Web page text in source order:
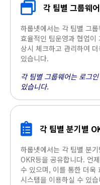
각 팀별 그룹웨어
하룹넷에서는 각 팀별 그
효율적인 팀운영과 협업이
상시 체크하고 관리하여
있습니다.
각 팀별 그룹웨어는 로그
있습니다.
각 팀별 분기별
하룹넷에서는 각 팀별 분
OKR등을 공유합니다. 언
수 있으며, 이를 통한 더욱
시스템을 이용하실 수 있